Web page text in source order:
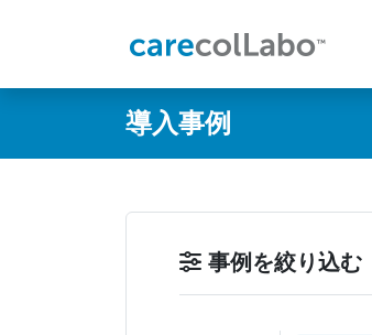
導入事例
事例を絞り込む